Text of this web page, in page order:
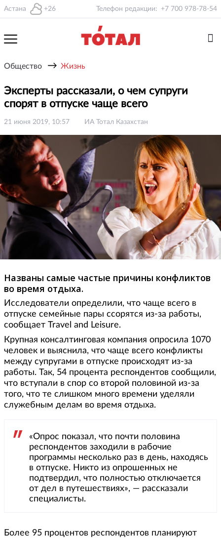
Астана +26 Телефон редакции: +7 700 978-78-54
Общество → Жизнь
Эксперты рассказали, о чем супруги
спорят в отпуске чаще всего
21 июня 2019, 10:57 ИА Тотал Казахстан
Названы самые частые причины конфликтов
во время отдыха.
Исследователи определили, что чаще всего в
отпуске семейные пары ссорятся из-за работы,
сообщает Travel and Leisure.
Крупная консалтинговая компания опросила 1070
человек и выяснила, что чаще всего конфликты
между супругами в отпуске происходят из-за
работы. Так, 54 процента респондентов сообщили,
что вступали в спор со второй половиной из-за
того, что те слишком много времени уделяли
служебным делам во время отдыха.
«Опрос показал, что почти половина
респондентов заходили в рабочие
программы несколько раз в день, находясь
в отпуске. Никто из опрошенных не
подтвердил, что полностью отключается
от дел в путешествиях», — рассказали
специалисты.
Более 95 процентов респондентов планируют